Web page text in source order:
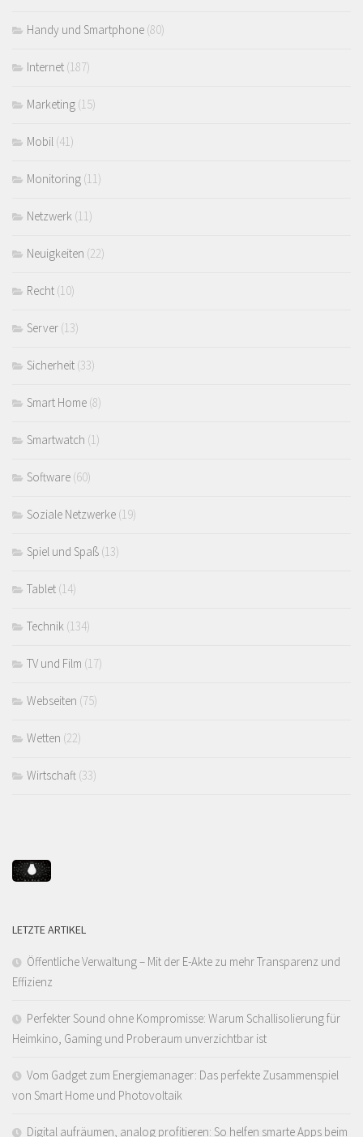
Handy und Smartphone (80)
Internet (187)
Marketing (15)
Mobil (41)
Monitoring (11)
Netzwerk (11)
Neuigkeiten (22)
Recht (10)
Server (13)
Sicherheit (33)
Smart Home (8)
Smartwatch (1)
Software (60)
Soziale Netzwerke (19)
Spiel und Spaß (13)
Tablet (14)
Technik (134)
TV und Film (17)
Webseiten (75)
Wetten (22)
Wirtschaft (33)
LETZTE ARTIKEL
Öffentliche Verwaltung – Mit der E-Akte zu mehr Transparenz und
Effizienz
Perfekter Sound ohne Kompromisse: Warum Schallisolierung für
Heimkino, Gaming und Proberaum unverzichtbar ist
Vom Gadget zum Energiemanager: Das perfekte Zusammenspiel
von Smart Home und Photovoltaik
Digital aufräumen, analog profitieren: So helfen smarte Apps beim